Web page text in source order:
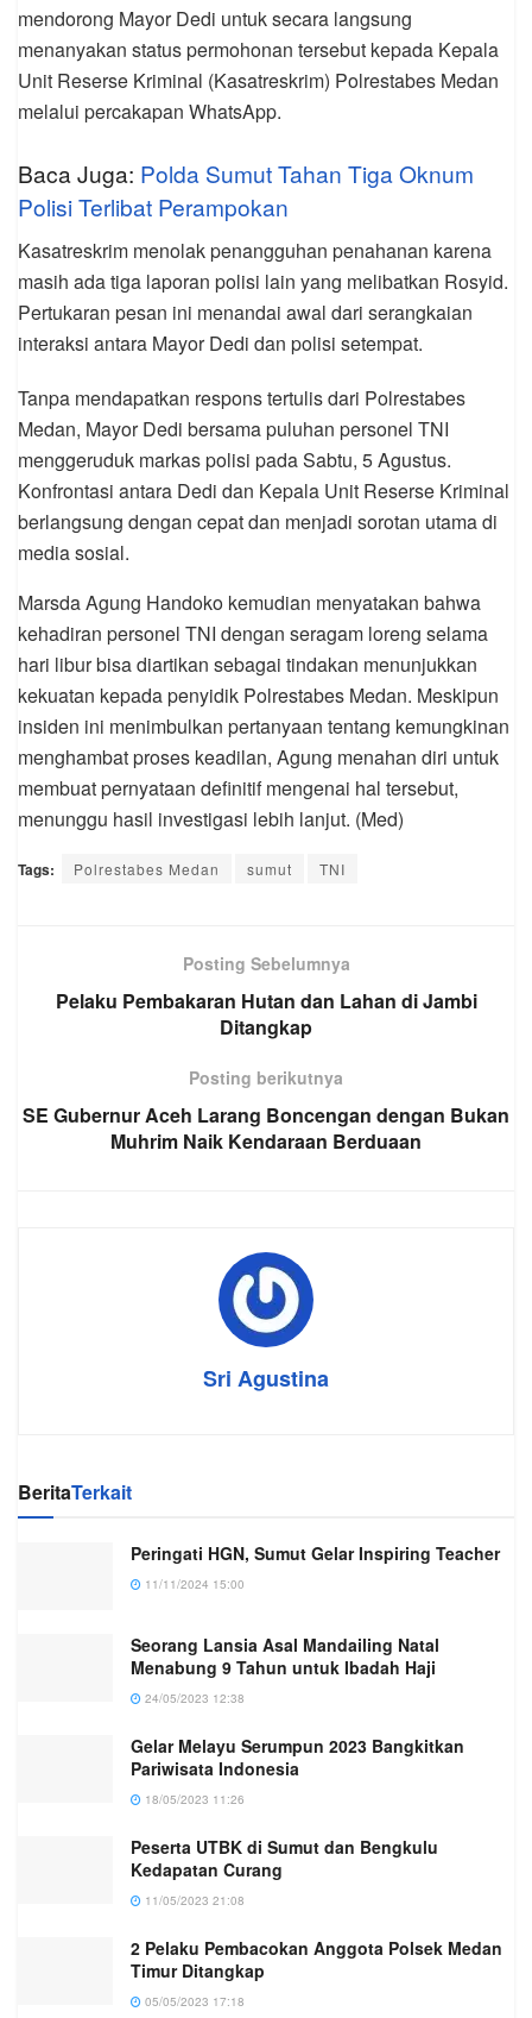
mendorong Mayor Dedi untuk secara langsung
menanyakan status permohonan tersebut kepada Kepala
Unit Reserse Kriminal (Kasatreskrim) Polrestabes Medan
melalui percakapan WhatsApp.
Baca Juga: Polda Sumut Tahan Tiga Oknum
Polisi Terlibat Perampokan
Kasatreskrim menolak penangguhan penahanan karena
masih ada tiga laporan polisi lain yang melibatkan Rosyid.
Pertukaran pesan ini menandai awal dari serangkaian
interaksi antara Mayor Dedi dan polisi setempat.
Tanpa mendapatkan respons tertulis dari Polrestabes
Medan, Mayor Dedi bersama puluhan personel TNI
menggeruduk markas polisi pada Sabtu, 5 Agustus.
Konfrontasi antara Dedi dan Kepala Unit Reserse Kriminal
berlangsung dengan cepat dan menjadi sorotan utama di
media sosial.
Marsda Agung Handoko kemudian menyatakan bahwa
kehadiran personel TNI dengan seragam loreng selama
hari libur bisa diartikan sebagai tindakan menunjukkan
kekuatan kepada penyidik Polrestabes Medan. Meskipun
insiden ini menimbulkan pertanyaan tentang kemungkinan
menghambat proses keadilan, Agung menahan diri untuk
membuat pernyataan definitif mengenai hal tersebut,
menunggu hasil investigasi lebih lanjut. (Med)
Tags: Polrestabes Medan sumut TNI
Posting Sebelumnya
Pelaku Pembakaran Hutan dan Lahan di Jambi
Ditangkap
Posting berikutnya
SE Gubernur Aceh Larang Boncengan dengan Bukan
Muhrim Naik Kendaraan Berduaan
Sri Agustina
BeritaTerkait
Peringati HGN, Sumut Gelar Inspiring Teacher
11/11/2024 15:00
Seorang Lansia Asal Mandailing Natal
Menabung 9 Tahun untuk Ibadah Haji
24/05/2023 12:38
Gelar Melayu Serumpun 2023 Bangkitkan
Pariwisata Indonesia
18/05/2023 11:26
Peserta UTBK di Sumut dan Bengkulu
Kedapatan Curang
11/05/2023 21:08
2 Pelaku Pembacokan Anggota Polsek Medan
Timur Ditangkap
05/05/2023 17:18